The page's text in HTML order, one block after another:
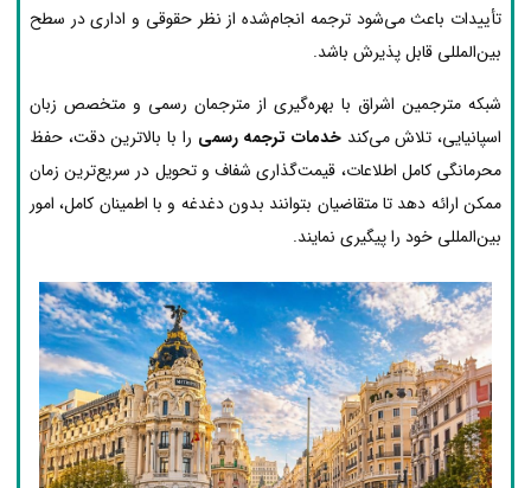
تأییدات باعث می‌شود ترجمه انجام‌شده از نظر حقوقی و اداری در سطح
بین‌المللی قابل پذیرش باشد.
شبکه مترجمین اشراق با بهره‌گیری از مترجمان رسمی و متخصص زبان
اسپانیایی، تلاش می‌کندخدمات ترجمه رسمی را با بالاترین دقت، حفظ
محرمانگی کامل اطلاعات، قیمت‌گذاری شفاف و تحویل در سریع‌ترین زمان
ممکن ارائه دهد تا متقاضیان بتوانند بدون دغدغه و با اطمینان کامل، امور
بین‌المللی خود را پیگیری نمایند.